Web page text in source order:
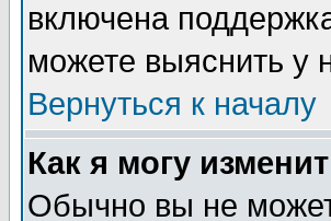
включена
можете выяснить у
Вернуться к началу
Как я могу
Обычно вы не